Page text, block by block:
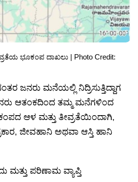
ಭೂಕಂಪ ದಾಖಲು | Photo Credit:
ಜನರು ಮನೆಯಲ್ಲಿ ನಿದ್ರಿಸುತ್ತಿದ್ದಾಗ
ಆತಂಕದಿಂದ ತಮ್ಮ ಮನೆಗಳಿಂದ
ಆಳ ಮತ್ತು ತೀವ್ರತೆಯಿಂದಾಗಿ,
ಜೀವಹಾನಿ ಅಥವಾ ಆಸ್ತಿ ಹಾನಿ
ಮತ್ತು ಪರಿಣಾಮ ವ್ಯಾಪ್ತಿ